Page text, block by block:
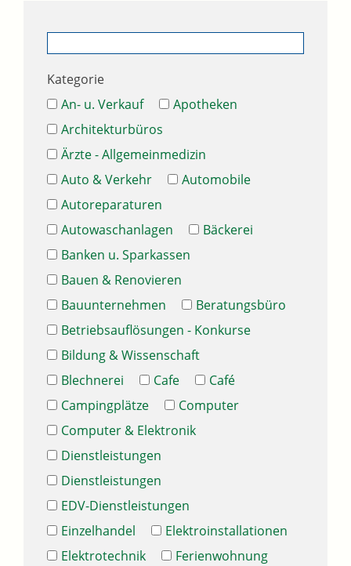
Kategorie
An- u. Verkauf
Apotheken
Architekturbüros
Ärzte - Allgemeinmedizin
Auto & Verkehr
Automobile
Autoreparaturen
Autowaschanlagen
Bäckerei
Banken u. Sparkassen
Bauen & Renovieren
Bauunternehmen
Beratungsbüro
Betriebsauflösungen - Konkurse
Bildung & Wissenschaft
Blechnerei
Cafe
Café
Campingplätze
Computer
Computer & Elektronik
Dienstleistungen
Dienstleistungen
EDV-Dienstleistungen
Einzelhandel
Elektroinstallationen
Elektrotechnik
Ferienwohnung